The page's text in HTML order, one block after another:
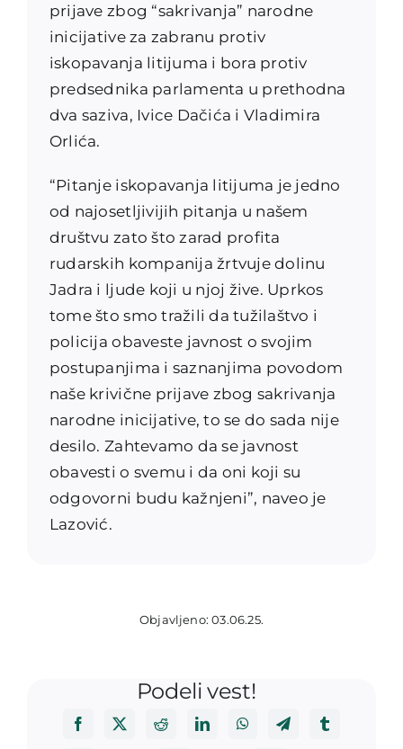
prijave zbog “sakrivanja” narodne
inicijative za zabranu protiv
iskopavanja litijuma i bora protiv
predsednika parlamenta u prethodna
dva saziva, Ivice Dačića i Vladimira
Orlića.
“Pitanje iskopavanja litijuma je jedno
od najosetljivijih pitanja u našem
društvu zato što zarad profita
rudarskih kompanija žrtvuje dolinu
Jadra i ljude koji u njoj žive. Uprkos
tome što smo tražili da tužilaštvo i
policija obaveste javnost o svojim
postupanjima i saznanjima povodom
naše krivične prijave zbog sakrivanja
narodne inicijative, to se do sada nije
desilo. Zahtevamo da se javnost
obavesti o svemu i da oni koji su
odgovorni budu kažnjeni”, naveo je
Lazović.
Objavljeno: 03.06.25.
Podeli vest!